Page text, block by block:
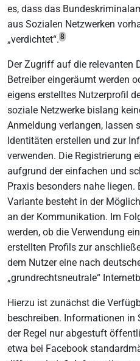
es, dass das
aus Sozialen Netzwerken
„verdichtet“. 8
Der Zugriff auf die relevanten
Betreiber eingeräumt werden
eigens erstelltes Nutzerprofil
soziale Netzwerke bislang
Anmeldung verlangen, lassen
Identitäten erstellen und zur
verwenden. Die Registrierung
aufgrund der einfachen und
Praxis besonders nahe liegen.
Variante besteht in der
an der Kommunikation. Im
werden, ob die Verwendung
erstellten Profils zur
dem Nutzer eine nach
„grundrechtsneutrale“
Hierzu ist zunächst die
beschreiben. Informationen in
der Regel nur abgestuft
etwa bei Facebook